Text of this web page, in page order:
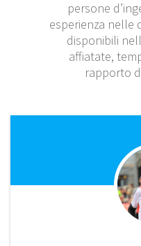
persone
esperienza nelle
disponibili
affiatate,
rapporto